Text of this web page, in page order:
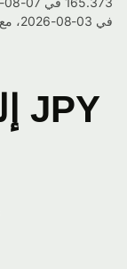
في 03-08-2026، مع انخفاض في القيمة بنسبة 0.981%.